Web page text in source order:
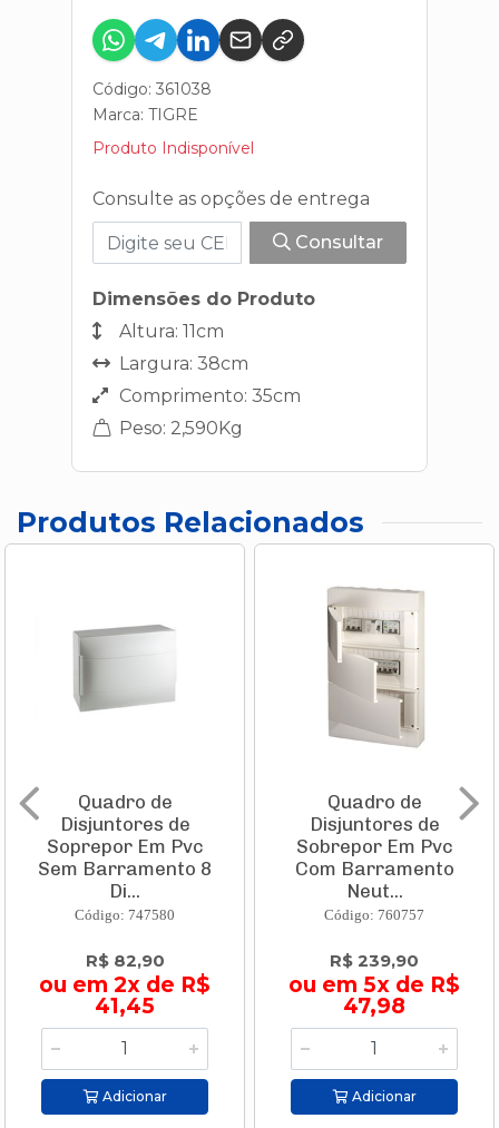
Código: 361038
Marca: TIGRE
Produto Indisponível
Consulte as opções de entrega
Consultar
Dimensões do Produto
Altura: 11cm
Largura: 38cm
Comprimento: 35cm
Peso: 2,590Kg
Produtos Relacionados
Quadro de
Disjuntores de
Soprepor Em Pvc
Sem Barramento 8
Di...
Código: 747580
R$ 82,90
ou em 2x de R$
41,45
Adicionar
Quadro de
Disjuntores de
Sobrepor Em Pvc
Com Barramento
Neut...
Código: 760757
R$ 239,90
ou em 5x de R$
47,98
Adicionar